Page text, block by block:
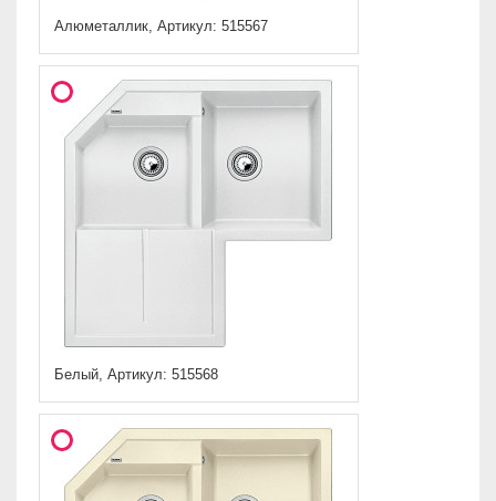
Алюметаллик, Артикул: 515567
Белый, Артикул: 515568